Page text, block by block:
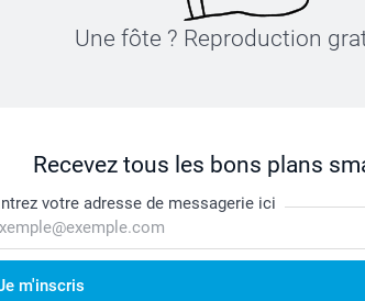
Une fôte ? Reproduction
Recevez tous les bons plans
votre adresse de messagerie ici
m'inscris